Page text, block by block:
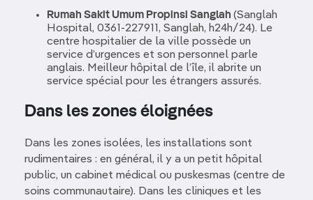
Rumah Sakit Umum Propinsi Sanglah (Sanglah
Hospital, 0361-227911, Sanglah, h24h/24). Le
centre hospitalier de la ville possède un
service d’urgences et son personnel parle
anglais. Meilleur hôpital de l’île, il abrite un
service spécial pour les étrangers assurés.
Dans les zones éloignées
Dans les zones isolées, les installations sont
rudimentaires : en général, il y a un petit hôpital
public, un cabinet médical ou puskesmas (centre de
soins communautaire). Dans les cliniques et les